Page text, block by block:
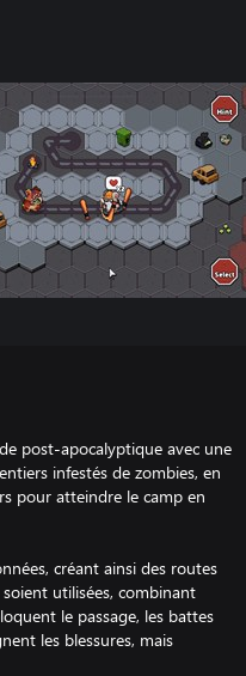
post-apocalyptique avec une
infestés de zombies, en
pour atteindre le camp en
créant ainsi des routes
utilisées, combinant
le passage, les battes
les blessures, mais